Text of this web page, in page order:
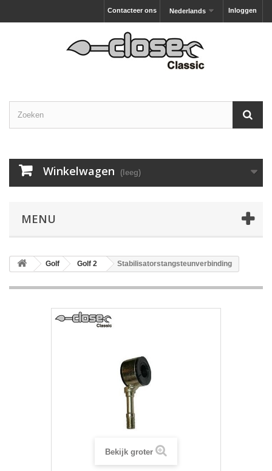
Inloggen
Nederlands
Contacteer ons
Winkelwagen (leeg)
MENU
Golf Golf 2 Stabilisatorstangsteunverbinding
Bekijk groter